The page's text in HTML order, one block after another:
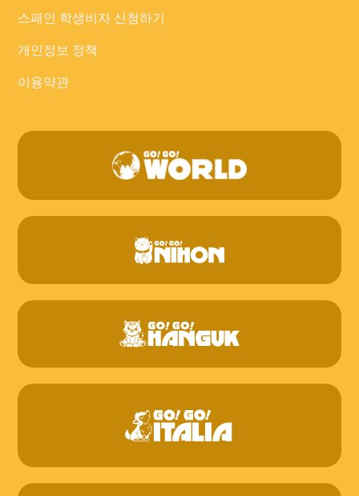
스페인 학생비자 신청하기
개인정보 정책
이용약관